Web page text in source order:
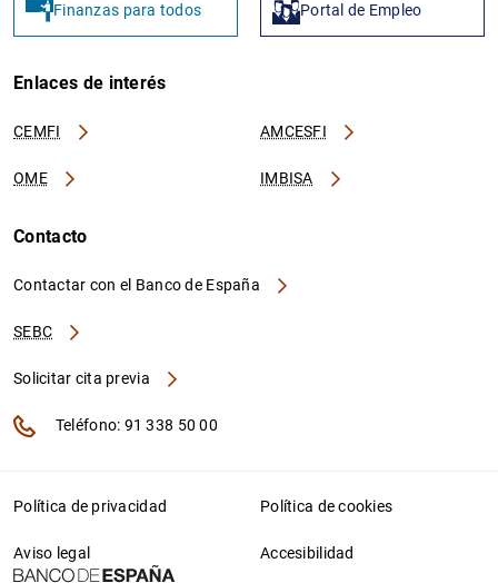
Finanzas para todos Portal de Empleo
Enlaces de interés
CEMFI AMCESFI
OME IMBISA
Contacto
Contactar con el Banco de España
SEBC
Solicitar cita previa
Teléfono: 91 338 50 00
Política de privacidad Política de cookies
Aviso legal Accesibilidad